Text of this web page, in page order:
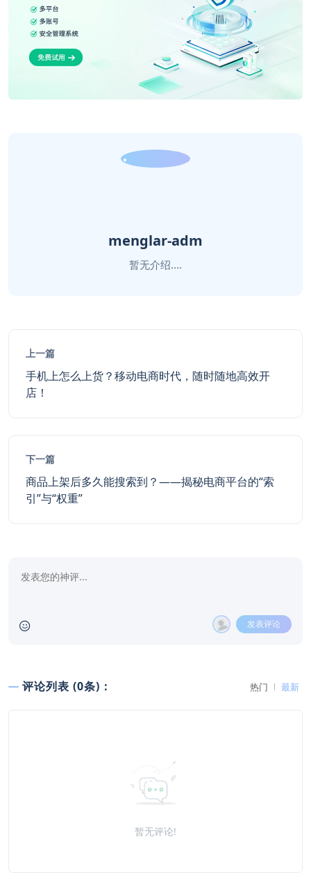
menglar-adm
暂无介绍....
上一篇
手机上怎么上货？移动电商时代，随时随地高效开
店！
下一篇
商品上架后多久能搜索到？——揭秘电商平台的“索
引”与“权重”
发表评论
评论列表 (0条)： 热门 最新
暂无评论!